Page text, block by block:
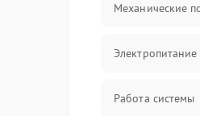
Механические
Электропитание
Работа системы